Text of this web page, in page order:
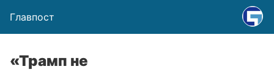
Главпост
«Трамп не